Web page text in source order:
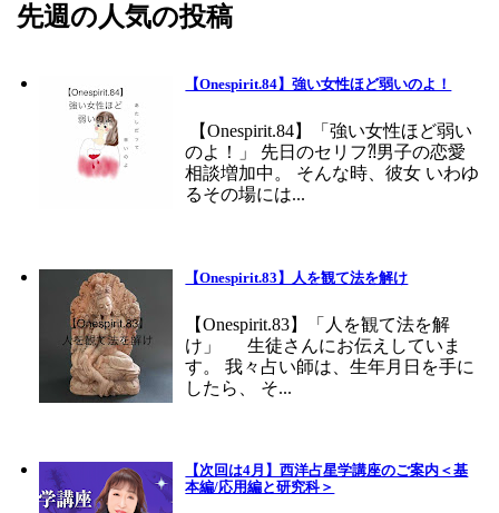
先週の人気の投稿
【Onespirit.84】強い女性ほど弱いのよ！
【Onespirit.84】「強い女性ほど弱い
のよ！」 先日のセリフ⁈男子の恋愛
相談増加中。 そんな時、彼女 いわゆ
るその場には...
【Onespirit.83】人を観て法を解け
【Onespirit.83】「人を観て法を解
け」 生徒さんにお伝えしていま
す。 我々占い師は、生年月日を手に
したら、 そ...
【次回は4月】西洋占星学講座のご案内＜基
本編/応用編と研究科＞